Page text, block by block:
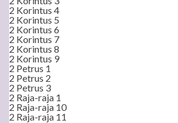
2 Korintus 4
2 Korintus 5
2 Korintus 6
2 Korintus 7
2 Korintus 8
2 Korintus 9
2 Petrus 1
2 Petrus 2
2 Petrus 3
2 Raja-raja 1
2 Raja-raja 10
2 Raja-raja 11